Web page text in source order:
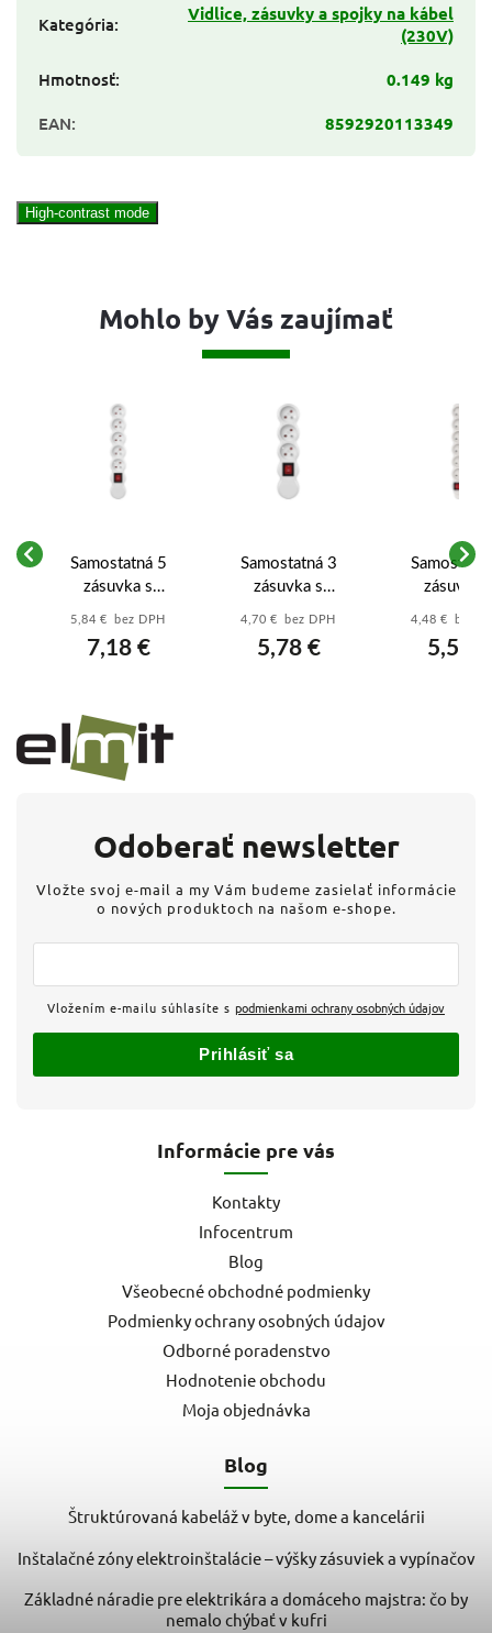
Kategória:
Vidlice, zásuvky a spojky na kábel
(230V)
Hmotnosť:
0.149 kg
EAN: 8592920113349
High-contrast mode
Mohlo by Vás zaujímať
Samostatná 5
zásuvka s
vypínačom, biela -
5,84 € bez DPH
7,18 €
Samostatná 3
zásuvka s
vypínačom, biela -
4,70 € bez DPH
5,78 €
zásuvka s
vypínačom,
4,48 € bez
5,51 €
Informácie pre vás
Kontakty
Infocentrum
Blog
Všeobecné obchodné podmienky
Podmienky ochrany osobných údajov
Odborné poradenstvo
Hodnotenie obchodu
Moja objednávka
Blog
Štruktúrovaná kabeláž v byte, dome a kancelárii
Inštalačné zóny elektroinštalácie – výšky zásuviek a vypínačov
Základné náradie pre elektrikára a domáceho majstra: čo by
nemalo chýbať v kufri
Odoberať newsletter
Vložte svoj e-mail a my Vám budeme zasielať informácie
o nových produktoch na našom e-shope.
Vložením e-mailu súhlasíte s podmienkami ochrany osobných údajov
Prihlásiť sa